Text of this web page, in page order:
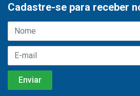
Cadastre-se para receber